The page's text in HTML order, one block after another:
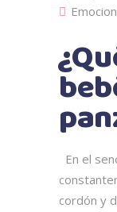
En el
cordón y